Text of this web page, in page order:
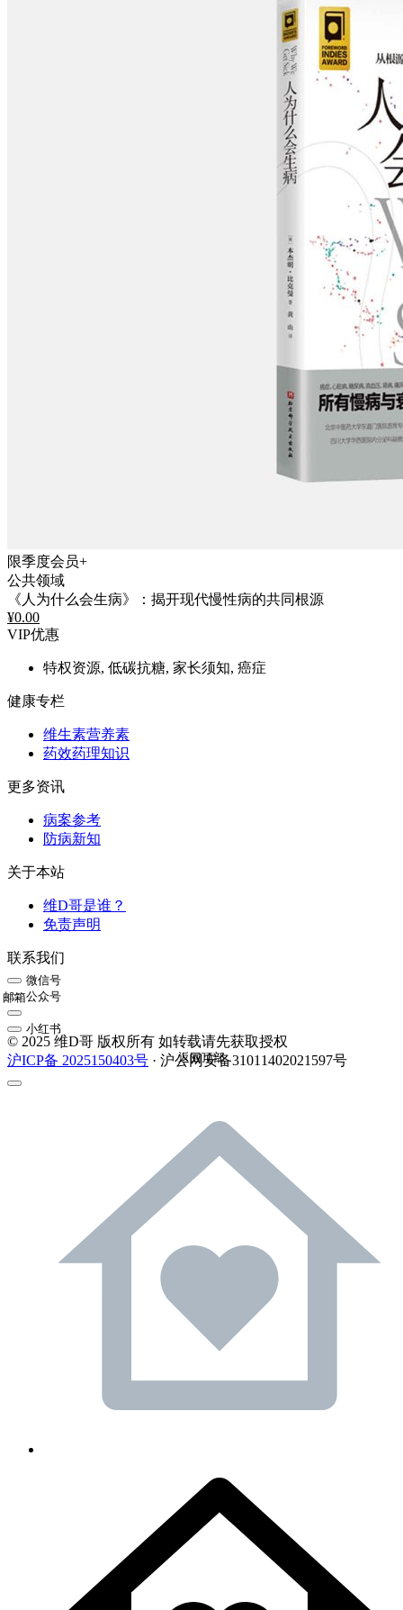
限季度会员+
公共领域
《人为什么会生病》：揭开现代慢性病的共同根源
¥0.00
VIP优惠
特权资源, 低碳抗糖, 家长须知, 癌症
健康专栏
维生素营养素
药效药理知识
更多资讯
病案参考
防病新知
关于本站
维D哥是谁？
免责声明
联系我们
微信号
公众号
邮箱
小红书
© 2025 维D哥 版权所有 如转载请先获取授权
沪ICP备 2025150403号 · 沪公网安备31011402021597号
返回顶部